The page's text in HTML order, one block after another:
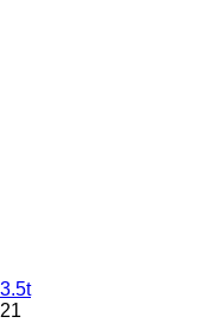
3.5t
21